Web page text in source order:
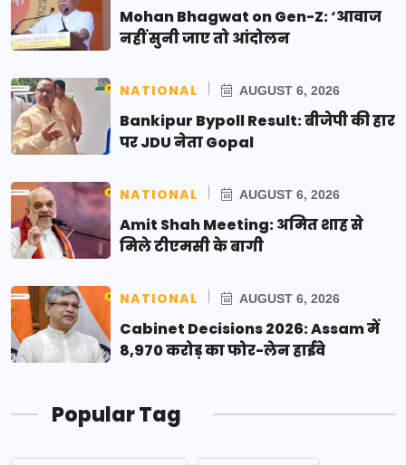
Mohan Bhagwat on Gen-Z: ‘आवाज
नहीं सुनी जाए तो आंदोलन
NATIONAL AUGUST 6, 2026
Bankipur Bypoll Result: बीजेपी की हार
पर JDU नेता Gopal
NATIONAL AUGUST 6, 2026
Amit Shah Meeting: अमित शाह से
मिले टीएमसी के बागी
NATIONAL AUGUST 6, 2026
Cabinet Decisions 2026: Assam में
8,970 करोड़ का फोर-लेन हाईवे
Popular Tag